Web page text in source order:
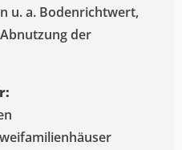
u. a. Bodenrichtwert,
der